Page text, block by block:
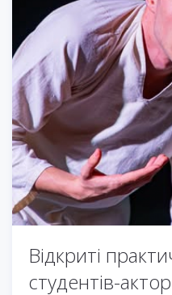
Відкриті
студентів-